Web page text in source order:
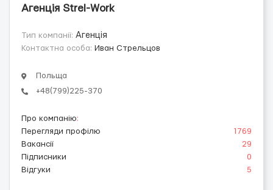
Агенція Strel-Work
Тип компанії: Агенція
Контактна особа: Иван Стрельцов
Польща
+48(799)225-370
Про компанію:
Перегляди профілю
1769
Вакансії
29
Підписники
0
Відгуки
5